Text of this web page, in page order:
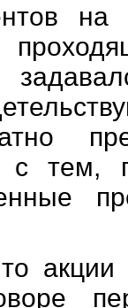
с тем,
акции